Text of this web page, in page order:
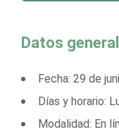
Datos
Fecha: 29 de
Días y horario:
Modalidad: En